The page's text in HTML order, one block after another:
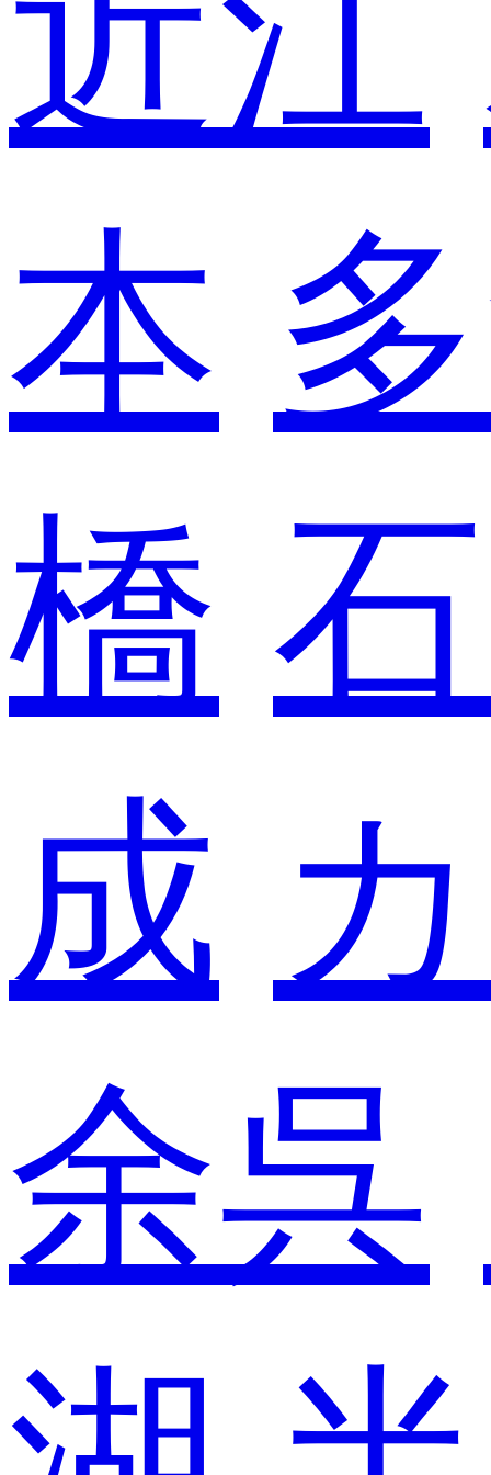
本
橋
成
余呉